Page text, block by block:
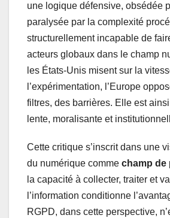
une logique défensive, obsédée
paralysée par la complexité
structurellement incapable de
acteurs globaux dans le champ
les États-Unis misent sur la
l’expérimentation, l’Europe
filtres, des barrières. Elle est
lente, moralisante et
Cette critique s’inscrit dans une
du numérique comme champ de
la capacité à collecter, traiter et
l’information conditionne
RGPD, dans cette perspective,